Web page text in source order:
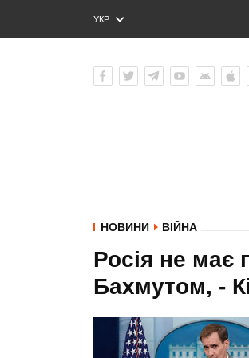
УКР
ENG
НОВИНИ ВІЙНА
Росія не має
Бахмутом, -